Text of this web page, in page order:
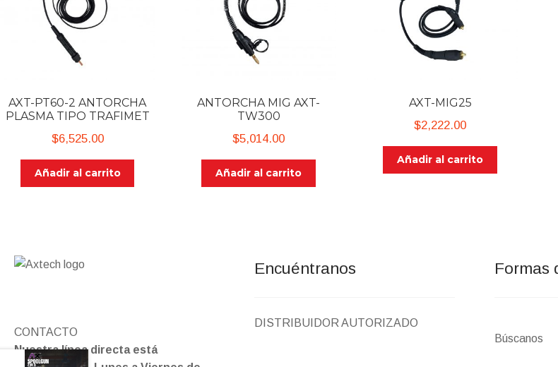
AXT-PT60-2 ANTORCHA
PLASMA TIPO TRAFIMET
$6,525.00
Añadir al carrito
ANTORCHA MIG AXT-
TW300
$5,014.00
Añadir al carrito
AXT-MIG25
$2,222.00
Añadir al carrito
CONTACTO
Nuestra línea directa está
Encuéntranos
DISTRIBUIDOR AUTORIZADO
Formas
Búscanos